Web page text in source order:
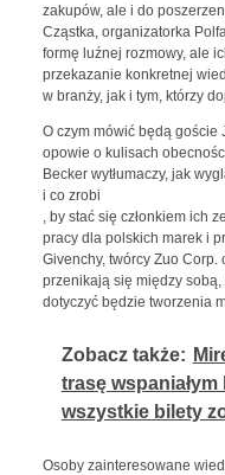
zakupów, ale i do
Cząstka, organizatorka
formę luźnej rozmowy, ale
przekazanie konkretnej
w branży, jak i tym, którzy
O czym mówić będą goście
opowie o kulisach
Becker wytłumaczy, jak
i co zrobi
, by stać się członkiem ich
pracy dla polskich marek i
Givenchy, twórcy Zuo
przenikają się między
dotyczyć będzie tworzenia
Zobacz także:
trasę
wszystkie bilety
Osoby zainteresowane